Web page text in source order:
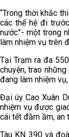
“Trong thời khắc
các thế hệ đi
nước”- một trong
làm nhiệm vụ trên
Tại Trạm ra đa
chuyện, trao
đang làm nhiệm
Đại úy Cao Xuân
nhiệm vụ được
cái tết đầm ầm, an
Tàu KN 390 và